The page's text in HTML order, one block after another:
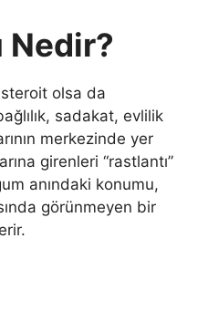
Nedir?
olsa da
sadakat, evlilik
merkezinde yer
girenleri “rastlantı”
anındaki konumu,
görünmeyen bir